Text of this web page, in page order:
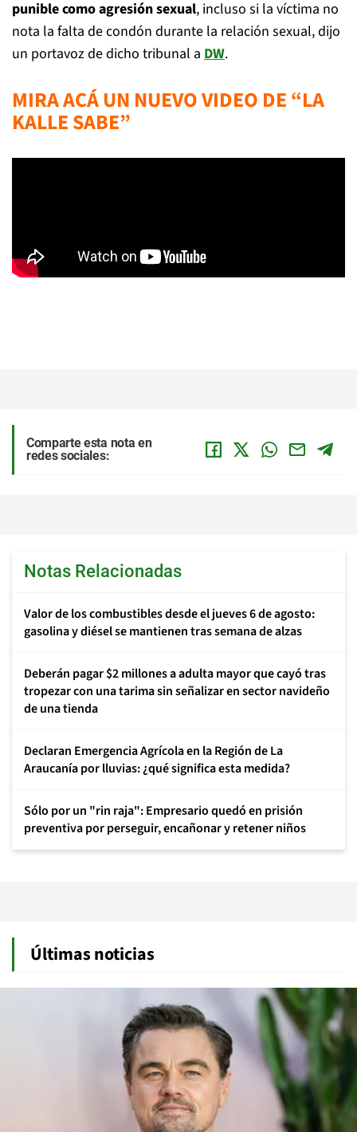
punible como agresión sexual, incluso si la víctima no
nota la falta de condón durante la relación sexual, dijo
un portavoz de dicho tribunal a DW.
MIRA ACÁ UN NUEVO VIDEO DE “LA
KALLE SABE”
Comparte esta nota en
redes sociales:
Notas Relacionadas
Valor de los combustibles desde el jueves 6 de agosto:
gasolina y diésel se mantienen tras semana de alzas
Deberán pagar $2 millones a adulta mayor que cayó tras
tropezar con una tarima sin señalizar en sector navideño
de una tienda
Declaran Emergencia Agrícola en la Región de La
Araucanía por lluvias: ¿qué significa esta medida?
Sólo por un "rin raja": Empresario quedó en prisión
preventiva por perseguir, encañonar y retener niños
Últimas noticias